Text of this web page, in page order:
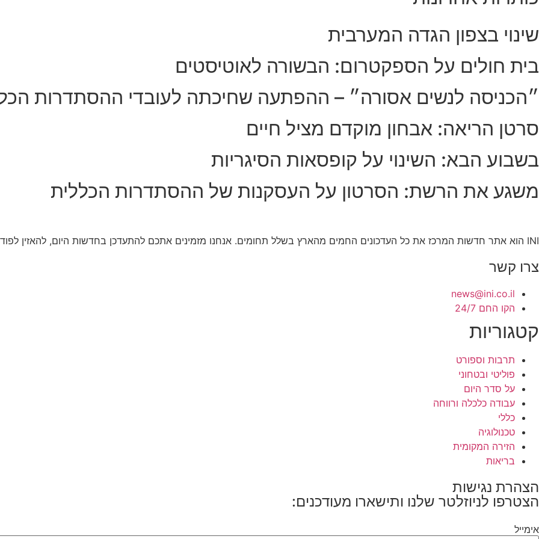
שינוי בצפון הגדה המערבית
בית חולים על הספקטרום: הבשורה לאוטיסטים
״הכניסה לנשים אסורה״ – ההפתעה שחיכתה לעובדי ההסתדרות
סרטן הריאה: אבחון מוקדם מציל חיים
בשבוע הבא: השינוי על קופסאות הסיגריות
משגע את הרשת: הסרטון על העסקנות של ההסתדרות הכללית
INI הוא אתר חדשות המרכז את כל העדכונים החמים מהארץ בשלל תחומים. אנחנו מזמינים אתכם להתעדכן בחדשות היום, להאזין לפודקאסטים, ולקרוא מאמרי דעה.
צרו קשר
news@ini.co.il
הקו החם 24/7
קטגוריות
תרבות וספורט
פוליטי ובטחוני
על סדר היום
עבודה כלכלה ורווחה
כללי
טכנולוגיה
הזירה המקומית
בריאות
הצהרת נגישות
הצטרפו לניוזלטר שלנו ותישארו מעודכנים:
אימייל